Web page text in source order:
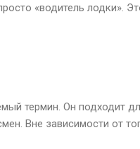
«водитель лодки».
термин. Он подходит
Вне зависимости от